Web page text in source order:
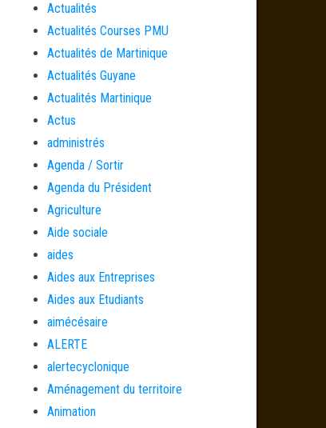
Actualités
Actualités Courses PMU
Actualités de Martinique
Actualités Guyane
Actualités Martinique
Actus
administrés
Agenda / Sortir
Agenda du Président
Agriculture
Aide sociale
aides
Aides aux Entreprises
Aides aux Etudiants
aimécésaire
ALERTE
alertecyclonique
Aménagement du territoire
Animation